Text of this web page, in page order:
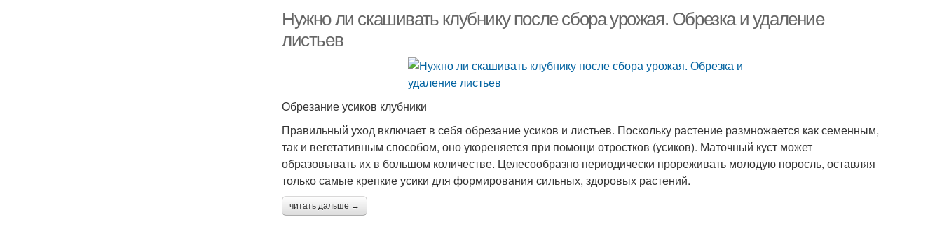
Нужно ли скашивать клубнику после сбора урожая. Обрезка и удаление
листьев
Обрезание усиков клубники
Правильный уход включает в себя обрезание усиков и листьев. Поскольку растение размножается как семенным,
так и вегетативным способом, оно укореняется при помощи отростков (усиков). Маточный куст может
образовывать их в большом количестве. Целесообразно периодически прореживать молодую поросль, оставляя
только самые крепкие усики для формирования сильных, здоровых растений.
читать дальше →